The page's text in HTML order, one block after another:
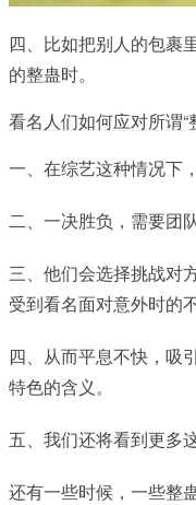
四、比如把别人的包裹
的整蛊时。
看名人们如何应对所谓“
一、在综艺这种情况下
二、一决胜负，需要团
三、他们会选择挑战对
受到看名面对意外时的
四、从而平息不快，吸
特色的含义。
五、我们还将看到更多
还有一些时候，一些整